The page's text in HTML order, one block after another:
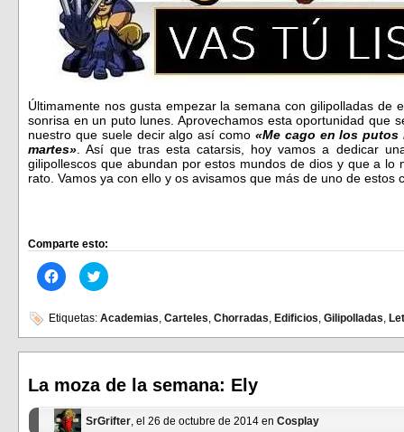
Últimamente nos gusta empezar la semana con gilipolladas de
sonrisa en un puto lunes. Aprovechamos esta oportunidad que
nuestro que suele decir algo así como «Me cago en los putos
martes» . Así que tras esta catarsis, hoy vamos a dedicar
gilipollescos que abundan por estos mundos de dios y que a
rato. Vamos ya con ello y os avisamos que más de uno de
Comparte esto:
Haz
clic
en
Facebook
(Se
abre
ventana
nueva)
Haz
clic
en
(Se
abre
ventana
nueva)
Etiquetas: Academias, Carteles, Chorradas, Edificios, Gilipolladas,
La moza de la semana: Ely
SrGrifter, el 26 de octubre de 2014 en Cosplay